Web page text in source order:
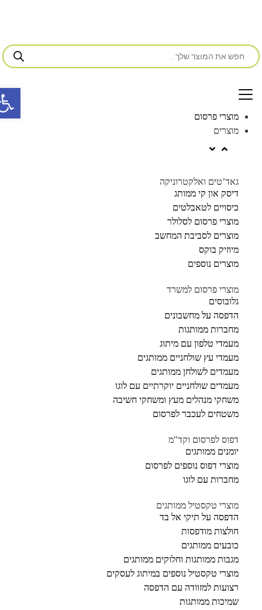
מוצרי פרסום
מוצרים
גאד’טים ואלקטרוניקה
דיסק און קי ממותג
כיסויים לטאבלטים
מוצרי פרסום לסלולר
מוצרים לסביבת המחשב
מיוזיק בוקס
מוצרים נוספים
מוצרי פרסום למשרד
גלובוסים
הדפסה על מחשבונים
מחברות ממותגות
מעמדי טלפון עם מיתוג
מעמדי עץ שולחניים ממותגים
מעמדים לשולחן ממותגים
מעמדים שולחניים יוקרתיים עם לוגו
משחקי מנהלים מעץ ומשחקי חשיבה
משטחים לעכבר לפרסום
דפוס לפרסום וקד"מ
יומנים ממותגים
מוצרי דפוס נוספים לפרסום
מחברות עם לוגו
מוצרי טקסטיל ממותגים
הדפסה על תיקי אל בד
חולצות מודפסות
כובעים ממותגים
מגבות ממותגות וחלוקים ממותגים
מוצרי טקסטיל נוספים במיתוג לעסקים
רצועות למזוודה עם הדפסה
שמיכות ממותגות
פתח